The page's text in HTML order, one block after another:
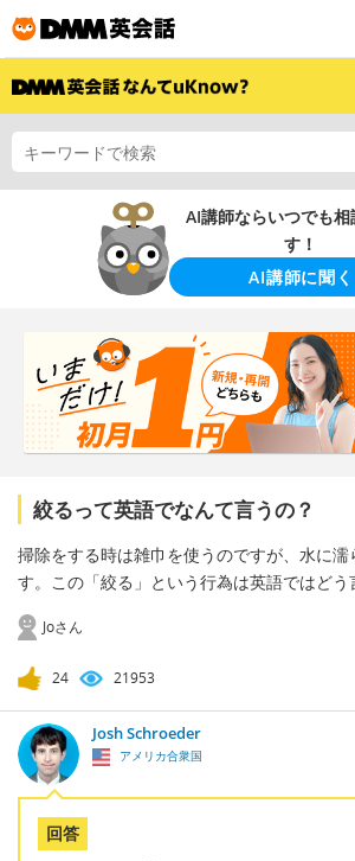
AI講師ならいつでも
す！
AI講師に聞く
絞るって英語でなんて言うの？
掃除をする時は雑巾を使うのですが、水に濡
す。この「絞る」という行為は英語ではどう
Joさん
24 21953
Josh Schroeder
アメリカ合衆国
回答